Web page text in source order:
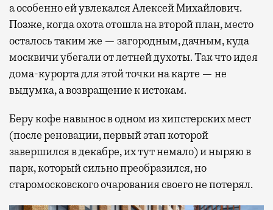
а особенно ей увлекался Алексей Михайлович.
Позже, когда охота отошла на второй план, место
осталось таким же — загородным, дачным, куда
москвичи убегали от летней духоты. Так что идея
дома-курорта для этой точки на карте — не
выдумка, а возвращение к истокам.
Беру кофе навынос в одном из хипстерских мест
(после реновации, первый этап которой
завершился в декабре, их тут немало) и ныряю в
парк, который сильно преобразился, но
старомосковского очарования своего не потерял.